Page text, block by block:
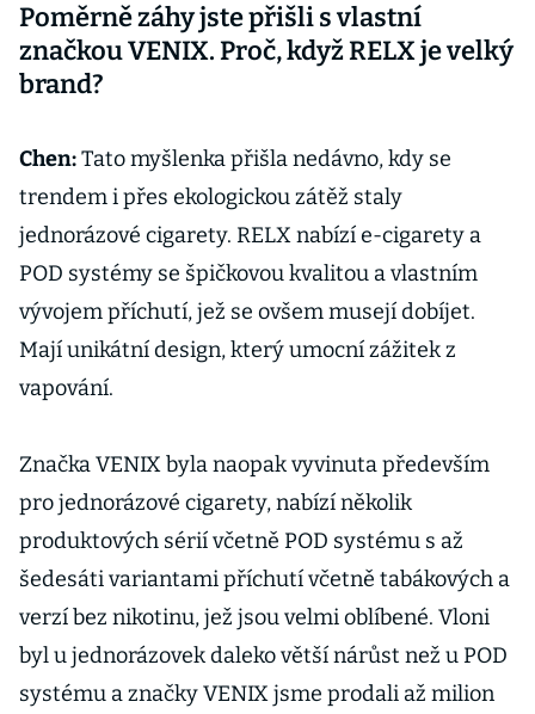
Poměrně záhy jste přišli s vlastní
značkou VENIX. Proč, když RELX je velký
brand?
Chen:Tato myšlenka přišla nedávno, kdy se
trendem i přes ekologickou zátěž staly
jednorázové cigarety. RELX nabízí e-cigarety a
POD systémy se špičkovou kvalitou a vlastním
vývojem příchutí, jež se ovšem musejí dobíjet.
Mají unikátní design, který umocní zážitek z
vapování.
Značka VENIX byla naopak vyvinuta především
pro jednorázové cigarety, nabízí několik
produktových sérií včetně POD systému s až
šedesáti variantami příchutí včetně tabákových a
verzí bez nikotinu, jež jsou velmi oblíbené. Vloni
byl u jednorázovek daleko větší nárůst než u POD
systému a značky VENIX jsme prodali až milion